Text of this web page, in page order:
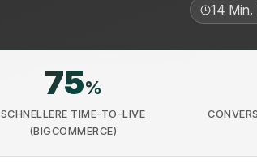
14
75%
SCHNELLERE TIME-TO-LIVE
(BIGCOMMERCE)